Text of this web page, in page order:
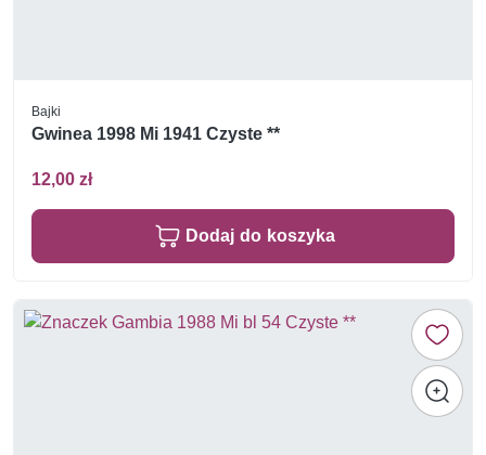
Bajki
Gwinea 1998 Mi 1941 Czyste **
12,00 zł
Dodaj do koszyka